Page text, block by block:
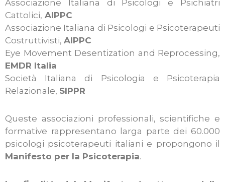
Associazione Italiana di Psicologi e Psichiatri
Cattolici, AIPPC
Associazione Italiana di Psicologi e Psicoterapeuti
Costruttivisti, AIPPC
Eye Movement Desentization and Reprocessing,
EMDR Italia
Società Italiana di Psicologia e Psicoterapia
Relazionale, SIPPR
Queste associazioni professionali, scientifiche e
formative rappresentano larga parte dei 60.000
psicologi psicoterapeuti italiani e propongono il
Manifesto per la Psicoterapia.